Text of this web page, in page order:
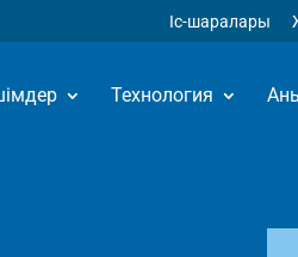
Iс-шаралары
Технология